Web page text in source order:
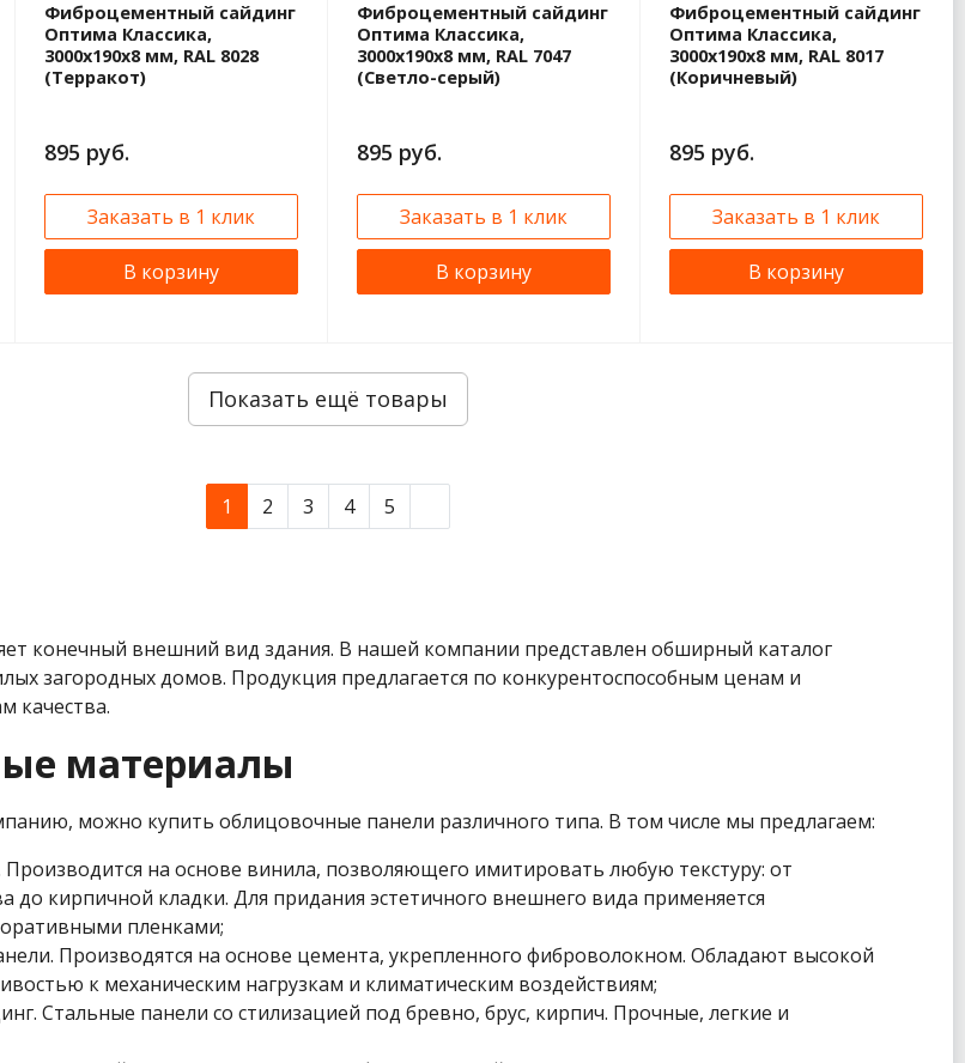
Фиброцементный сайдинг
Оптима Классика,
3000x190x8 мм, RAL 8028
(Терракот)
895 руб.
Заказать в 1 клик
В корзину
Фиброцементный сайдинг
Оптима Классика,
3000x190x8 мм, RAL 7047
(Светло-серый)
895 руб.
Заказать в 1 клик
В корзину
Фиброцементный сайдинг
Оптима Классика,
3000x190x8 мм, RAL 8017
(Коричневый)
895 руб.
Заказать в 1 клик
В корзину
Показать ещё товары
1 2 3 4 5
конечный внешний вид здания. В нашей компании представлен обширный каталог
загородных домов. Продукция предлагается по конкурентоспособным ценам и
качества.
материалы
можно купить облицовочные панели различного типа. В том числе мы предлагаем:
на основе винила, позволяющего имитировать любую текстуру: от
до кирпичной кладки. Для придания эстетичного внешнего вида применяется
пленками;
Производятся на основе цемента, укрепленного фиброволокном. Обладают высокой
к механическим нагрузкам и климатическим воздействиям;
Стальные панели со стилизацией под бревно, брус, кирпич. Прочные, легкие и